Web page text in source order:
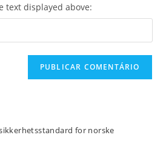
text displayed above:
for norske